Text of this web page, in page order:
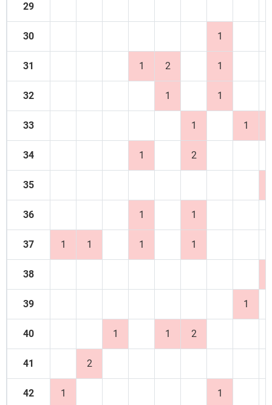
29
30 1
31 1 2 1
32 1 1
33 1 1
34 1 2
35
36 1 1
37 1 1 1 1
38
39 1
40 1 1 2
41 2
42 1 1